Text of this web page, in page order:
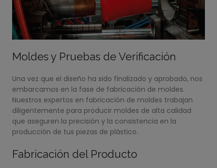
Moldes y Pruebas de Verificación
Una vez que el diseño ha sido finalizado y aprobado, nos
embarcamos en la fase de fabricación de moldes.
Nuestros expertos en fabricación de moldes trabajan
diligentemente para producir moldes de alta calidad
que aseguren la precisión y la consistencia en la
producción de tus piezas de plástico.
Fabricación del Producto